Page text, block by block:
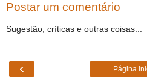
Postar um comentário
Sugestão, críticas e outras coisas...
‹ Página